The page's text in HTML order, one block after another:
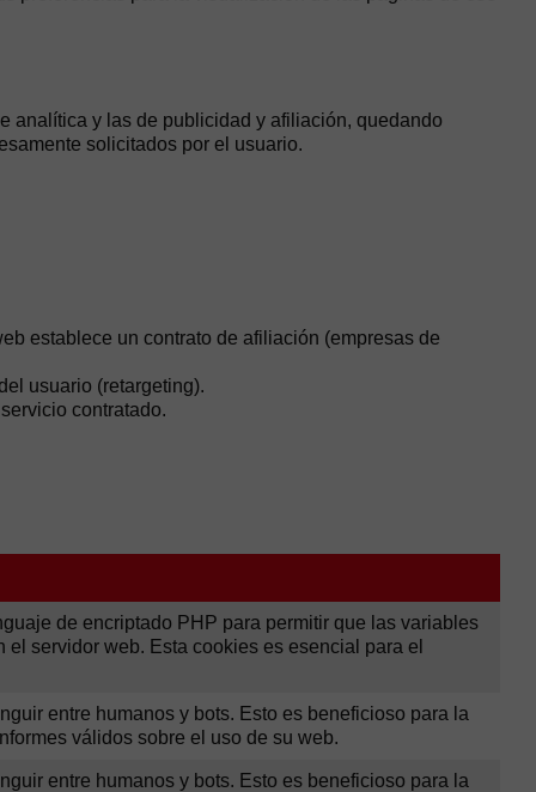
analítica y las de publicidad y afiliación, quedando
solicitados por el usuario.
establece un contrato de afiliación (empresas de
usuario (retargeting).
contratado.
de encriptado PHP para permitir que las variables
servidor web. Esta cookies es esencial para el
entre humanos y bots. Esto es beneficioso para la
válidos sobre el uso de su web.
entre humanos y bots. Esto es beneficioso para la